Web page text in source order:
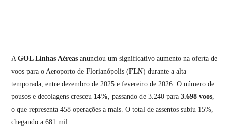
A GOL Linhas Aéreas anunciou um significativo aumento na oferta de
voos para o Aeroporto de Florianópolis (FLN) durante a alta
temporada, entre dezembro de 2025 e fevereiro de 2026. O número de
pousos e decolagens cresceu 14%, passando de 3.240 para 3.698 voos,
o que representa 458 operações a mais. O total de assentos subiu 15%,
chegando a 681 mil.